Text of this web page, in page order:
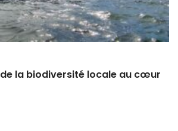
la biodiversité locale au cœur